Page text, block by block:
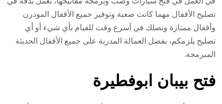
تصليح الأقفال مهما كانت صعبة وتوفير جميع الأقفال المودرن
وأقفال ممتازة ونصلك في أسرع وقت للقيام بأي شيء أو أي
تصليح يلزمكم، بفضل العمالة المدربة على جميع الأقفال الحديثة
المبرمجة.
فتح بيبان ابوفطيرة